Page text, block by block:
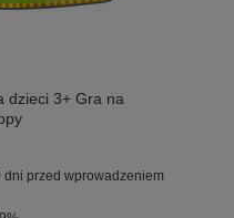
dzieci 3+ Gra na
przed wprowadzeniem